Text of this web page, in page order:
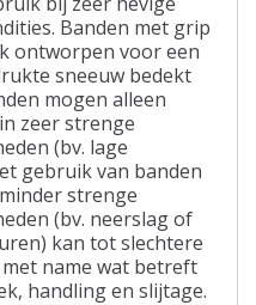
Banden met grip
ontworpen voor een
sneeuw bedekt
mogen alleen
zeer strenge
(bv. lage
gebruik van banden
strenge
(bv. neerslag of
kan tot slechtere
name wat betreft
handling en slijtage.